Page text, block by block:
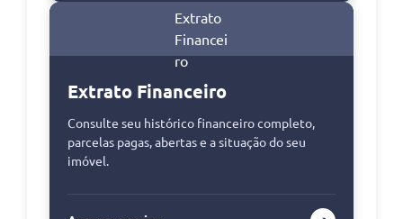
Extrato Financeiro
Consulte seu histórico financeiro completo,
parcelas pagas, abertas e a situação do seu
imóvel.